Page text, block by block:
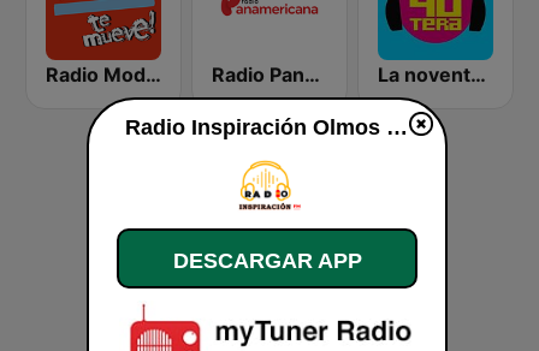
Radio Moda FM 97.3 Radio Panamericana La noventera
Radio Inspiración Olmos en vivo
DESCARGAR APP